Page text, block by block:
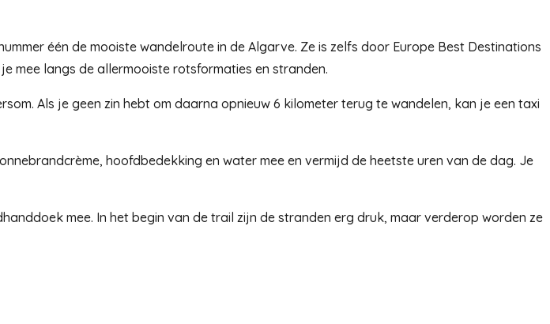
één de mooiste wandelroute in de Algarve. Ze is zelfs door Europe Best Destinations
mee langs de allermooiste rotsformaties en stranden.
Als je geen zin hebt om daarna opnieuw 6 kilometer terug te wandelen, kan je een taxi
hoofdbedekking en water mee en vermijd de heetste uren van de dag. Je
mee. In het begin van de trail zijn de stranden erg druk, maar verderop worden ze